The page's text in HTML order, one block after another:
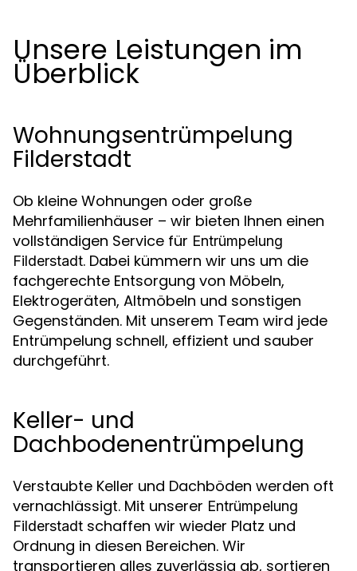
Unsere Leistungen im
Überblick
Wohnungsentrümpelung
Filderstadt
Ob kleine Wohnungen oder große
Mehrfamilienhäuser – wir bieten Ihnen einen
vollständigen Service für Entrümpelung
Filderstadt. Dabei kümmern wir uns um die
fachgerechte Entsorgung von Möbeln,
Elektrogeräten, Altmöbeln und sonstigen
Gegenständen. Mit unserem Team wird jede
Entrümpelung schnell, effizient und sauber
durchgeführt.
Keller- und
Dachbodenentrümpelung
Verstaubte Keller und Dachböden werden oft
vernachlässigt. Mit unserer Entrümpelung
Filderstadt schaffen wir wieder Platz und
Ordnung in diesen Bereichen. Wir
transportieren alles zuverlässig ab, sortieren